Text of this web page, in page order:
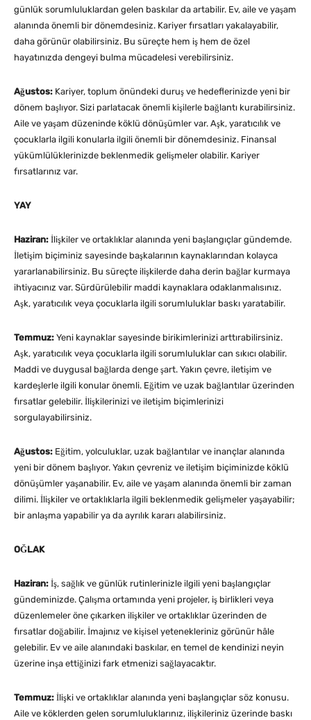
günlük sorumluluklardan gelen baskılar da artabilir. Ev, aile ve yaşam
alanında önemli bir dönemdesiniz. Kariyer fırsatları yakalayabilir,
daha görünür olabilirsiniz. Bu süreçte hem iş hem de özel
hayatınızda dengeyi bulma mücadelesi verebilirsiniz.
Ağustos: Kariyer, toplum önündeki duruş ve hedeflerinizde yeni bir
dönem başlıyor. Sizi parlatacak önemli kişilerle bağlantı kurabilirsiniz.
Aile ve yaşam düzeninde köklü dönüşümler var. Aşk, yaratıcılık ve
çocuklarla ilgili konularla ilgili önemli bir dönemdesiniz. Finansal
yükümlülüklerinizde beklenmedik gelişmeler olabilir. Kariyer
fırsatlarınız var.
YAY
Haziran: İlişkiler ve ortaklıklar alanında yeni başlangıçlar gündemde.
İletişim biçiminiz sayesinde başkalarının kaynaklarından kolayca
yararlanabilirsiniz. Bu süreçte ilişkilerde daha derin bağlar kurmaya
ihtiyacınız var. Sürdürülebilir maddi kaynaklara odaklanmalısınız.
Aşk, yaratıcılık veya çocuklarla ilgili sorumluluklar baskı yaratabilir.
Temmuz: Yeni kaynaklar sayesinde birikimlerinizi arttırabilirsiniz.
Aşk, yaratıcılık veya çocuklarla ilgili sorumluluklar can sıkıcı olabilir.
Maddi ve duygusal bağlarda denge şart. Yakın çevre, iletişim ve
kardeşlerle ilgili konular önemli. Eğitim ve uzak bağlantılar üzerinden
fırsatlar gelebilir. İlişkilerinizi ve iletişim biçimlerinizi
sorgulayabilirsiniz.
Ağustos: Eğitim, yolculuklar, uzak bağlantılar ve inançlar alanında
yeni bir dönem başlıyor. Yakın çevreniz ve iletişim biçiminizde köklü
dönüşümler yaşanabilir. Ev, aile ve yaşam alanında önemli bir zaman
dilimi. İlişkiler ve ortaklıklarla ilgili beklenmedik gelişmeler yaşayabilir;
bir anlaşma yapabilir ya da ayrılık kararı alabilirsiniz.
OĞLAK
Haziran: İş, sağlık ve günlük rutinlerinizle ilgili yeni başlangıçlar
gündeminizde. Çalışma ortamında yeni projeler, iş birlikleri veya
düzenlemeler öne çıkarken ilişkiler ve ortaklıklar üzerinden de
fırsatlar doğabilir. İmajınız ve kişisel yetenekleriniz görünür hâle
gelebilir. Ev ve aile alanındaki baskılar, en temel de kendinizi neyin
üzerine inşa ettiğinizi fark etmenizi sağlayacaktır.
Temmuz: İlişki ve ortaklıklar alanında yeni başlangıçlar söz konusu.
Aile ve köklerden gelen sorumluluklarınız, ilişkileriniz üzerinde baskı